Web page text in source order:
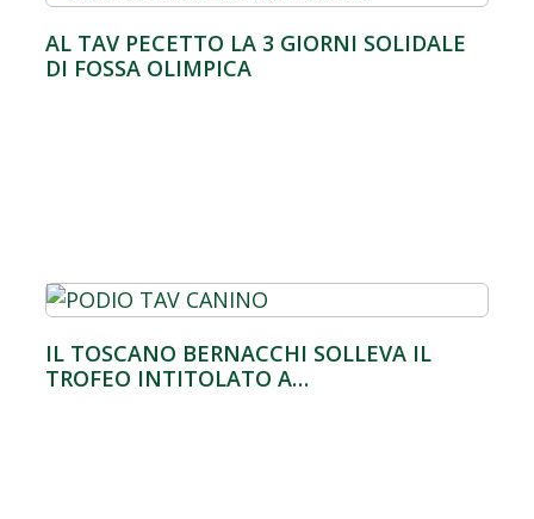
AL TAV PECETTO LA 3 GIORNI SOLIDALE
DI FOSSA OLIMPICA
IL TOSCANO BERNACCHI SOLLEVA IL
TROFEO INTITOLATO A…